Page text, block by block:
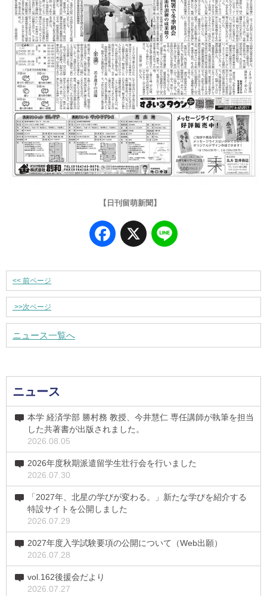
【日刊留萌新聞】
Facebook
X
<< 前ページ
>>次ページ
ニュース一覧へ
ニュース
本学 経済学部 勝村務 教授、今井慧仁 専任講師が執筆を担当
した共著書が出版されました。
2026.08.05
2026年度秋期派遣留学生壮行会を行いました
2026.07.30
「2027年、北星の学びが変わる。」新たな学びを紹介する
特設サイトを公開しました
2026.07.29
2027年度入学試験要項の公開について（Web出願）
2026.07.28
vol.162後援会だより
2026.07.27